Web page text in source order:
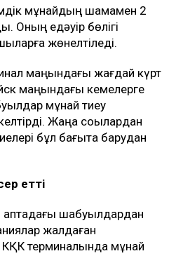
мұнайдың шамамен 2
Оның едәуір бөлігі
жөнелтіледі.
маңындағы жағдай күрт
маңындағы кемелерге
мұнай тиеу
Жаңа соққылардан
бұл бағытқа барудан
етті
аптадағы шабуылдардан
жалдаған
терминалында мұнай